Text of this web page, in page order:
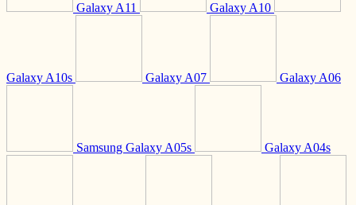
Galaxy A11 Galaxy A10
Galaxy A10s Galaxy A07 Galaxy A06
Samsung Galaxy A05s Galaxy A04s